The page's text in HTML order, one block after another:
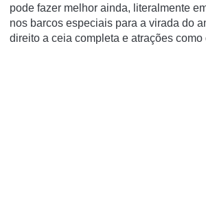
pode fazer melhor ainda, literalmente
nos barcos especiais para a virada do
direito a ceia completa e atrações como